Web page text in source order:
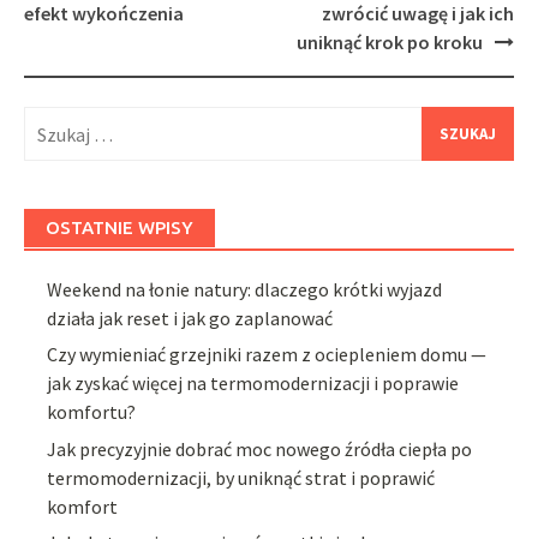
efekt wykończenia
zwrócić uwagę i jak ich
uniknąć krok po kroku
OSTATNIE WPISY
Weekend na łonie natury: dlaczego krótki wyjazd
działa jak reset i jak go zaplanować
Czy wymieniać grzejniki razem z ociepleniem domu —
jak zyskać więcej na termomodernizacji i poprawie
komfortu?
Jak precyzyjnie dobrać moc nowego źródła ciepła po
termomodernizacji, by uniknąć strat i poprawić
komfort